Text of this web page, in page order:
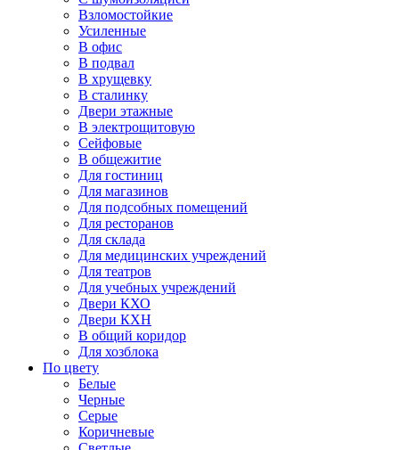
Взломостойкие
Усиленные
В офис
В подвал
В хрущевку
В сталинку
Двери этажные
В электрощитовую
Сейфовые
В общежитие
Для гостиниц
Для магазинов
Для подсобных помещений
Для ресторанов
Для склада
Для медицинских учреждений
Для театров
Для учебных учреждений
Двери КХО
Двери КХН
В общий коридор
Для хозблока
По цвету
Белые
Черные
Серые
Коричневые